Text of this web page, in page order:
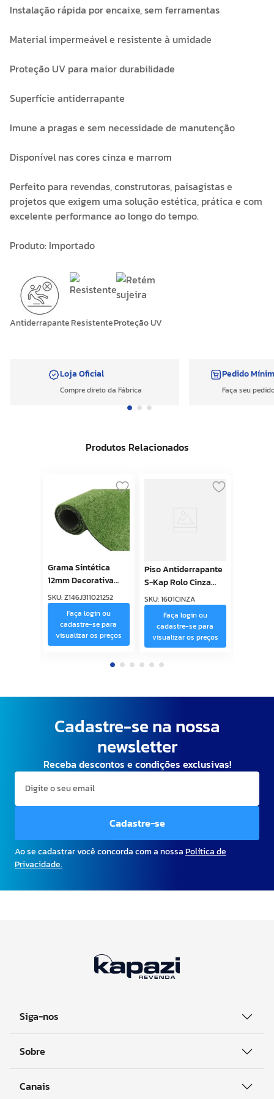
Instalação rápida por encaixe, sem ferramentas
Material impermeável e resistente à umidade
Proteção UV para maior durabilidade
Superfície antiderrapante
Imune a pragas e sem necessidade de manutenção
Disponível nas cores cinza e marrom
Perfeito para revendas, construtoras, paisagistas e
projetos que exigem uma solução estética, prática e com
excelente performance ao longo do tempo.
Produto: Importado
AntiderrapanteResistenteProteção UV
Loja Oficial
Compre direto da Fábrica
Pedido
Faça seu
Produtos Relacionados
Grama Sintética
12mm Decorativa
Nacional Rolo 2m x
25m Base Latex
Kapazi
SKU:Z146J311021252
Faça login ou
cadastre-se para
visualizar os preços
Piso Antiderrapante
S-Kap Rolo Cinza
1,2m x 15m Kapazi
SKU:1601CINZA
Faça login ou
cadastre-se para
visualizar os preços
Cadastre-se na nossa
newsletter
Receba descontos e condições exclusivas!
Cadastre-se
Ao se cadastrar você concorda com a nossaPolítica de
Privacidade.
Siga-nos
Sobre
Canais